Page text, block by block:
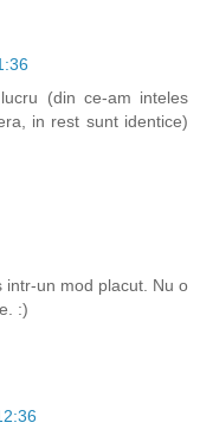
(din ce-am inteles
in rest sunt identice)
intr-un mod placut. Nu o
:)